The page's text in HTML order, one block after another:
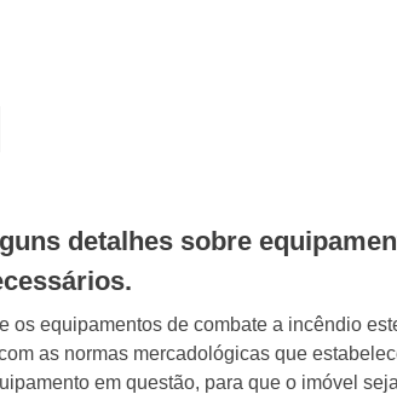
detalhes sobre
os equipamentos de combate a incêndio
as normas mercadológicas que
em questão, para que o imóvel